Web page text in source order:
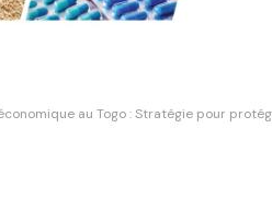
au Togo : Stratégie pour